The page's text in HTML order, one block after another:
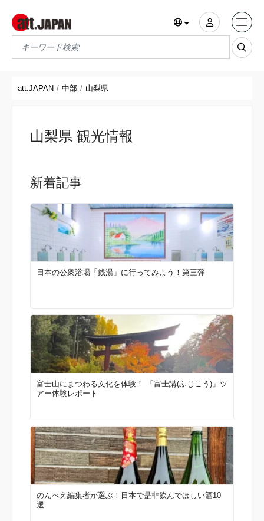
Translations title cont
att.JAPAN 中部 山梨県
山梨県 観光情報
新着記事
日本の公衆浴場「銭湯」に行ってみよう！第三弾
富士山にまつわる文化を体験！ 「富士講(ふじこう)」ツ
アー体験レポート
のんべえ編集者が選ぶ！日本で是非飲んでほしい酒10
選